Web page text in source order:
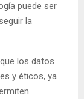
puede ser
la
los datos
y éticos, ya